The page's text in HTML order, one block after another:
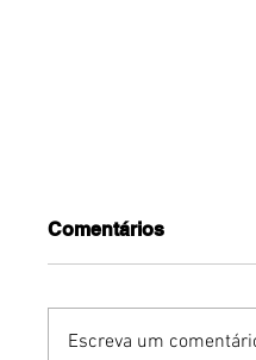
Comentários
Escreva um